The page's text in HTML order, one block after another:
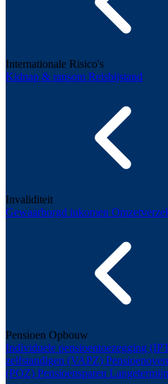
Internationale Risico's
Kidnap & ransom Reisbijstand
Invaliditeit
Gewaarborgd inkomen
Pensioen Opbouw
Individuele pensioentoezegging
zelfstandigen (VAPZ)
(POZ) Pensioensparen